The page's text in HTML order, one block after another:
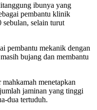
ibunya yang
pembantu klinik
selain turut
pembantu mekanik dengan
bujang dan membantu
menetapkan
jaminan yang tinggi
dua tertuduh.